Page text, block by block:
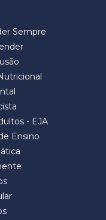
Sempre
- EJA
Ensino